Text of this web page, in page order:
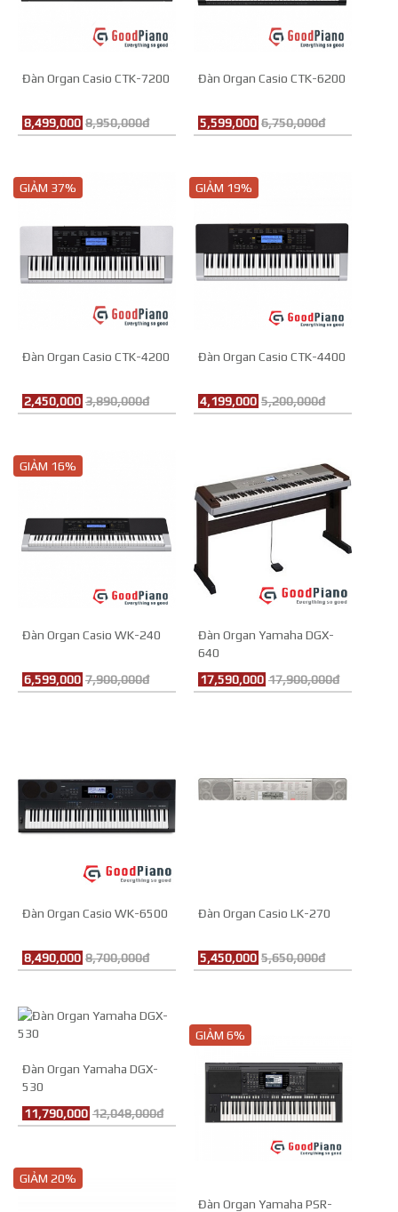
Đàn Organ Casio CTK-7200
8,499,000 8,950,000đ
Đàn Organ Casio CTK-6200
5,599,000 6,750,000đ
GIẢM 37%
Đàn Organ Casio CTK-4200
2,450,000 3,890,000đ
GIẢM 19%
Đàn Organ Casio CTK-4400
4,199,000 5,200,000đ
GIẢM 16%
Đàn Organ Casio WK-240
6,599,000 7,900,000đ
Đàn Organ Yamaha DGX-
640
17,590,000 17,900,000đ
Đàn Organ Casio WK-6500
8,490,000 8,700,000đ
Đàn Organ Casio LK-270
5,450,000 5,650,000đ
Đàn Organ Yamaha DGX-
530
11,790,000 12,048,000đ
GIẢM 6%
Đàn Organ Yamaha PSR-
GIẢM 20%